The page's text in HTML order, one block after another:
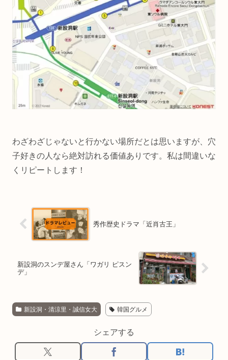
わざわざじゃないと行かない場所だとは思いますが、穴
子好きの人なら絶対訪れる価値ありです。私は間違いな
くリピートします！
秀作歴史ドラマ「近肖古王」
新設洞のスンデ屋さん「ワガリ ピスン
デ」
新設洞・清涼里・誠信女大 韓国グルメ
シェアする